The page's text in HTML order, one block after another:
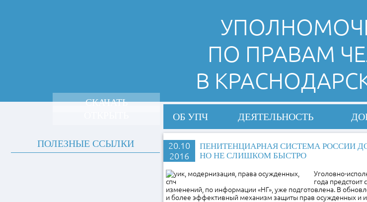
ПО ПРАВАМ
В
ОБ УПЧ ДЕЯТЕЛЬНОСТЬ
20.10
2016
ПЕНИТЕНЦИАРНАЯ СИСТЕМА РОССИИ
НО НЕ СЛИШКОМ БЫСТРО
Уголовно-
года предстоит
изменений, по информации «НГ», уже подготовлена. В
и более эффективный механизм защиты прав осужденных и
СКАЧАТЬ
ПОЛЕЗНЫЕ ССЫЛКИ